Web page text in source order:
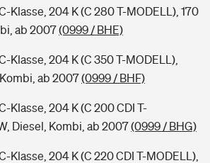
Klasse, 204 K (C 280 T-MODELL), 170
ab 2007(0999 / BHE)
Klasse, 204 K (C 350 T-MODELL),
ab 2007(0999 / BHF)
Klasse, 204 K (C 200 CDI T-
Diesel, Kombi, ab 2007(0999 / BHG)
Klasse, 204 K (C 220 CDI T-MODELL),